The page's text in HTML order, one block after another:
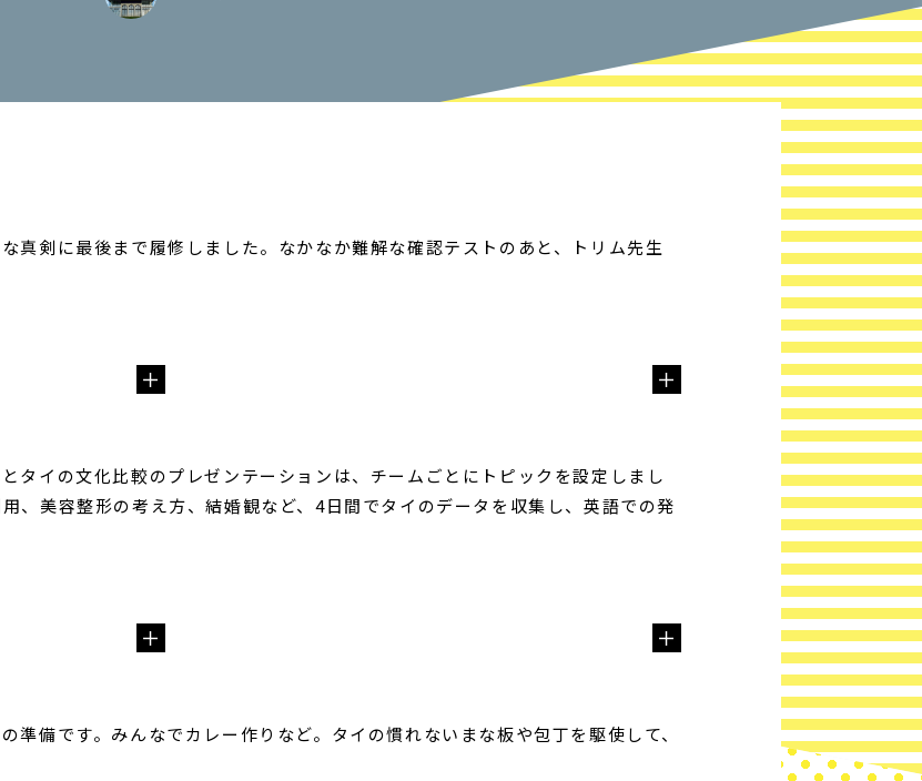
真剣に最後まで履修しました。なかなか難解な確認テストのあと、トリム先生
タイの文化比較のプレゼンテーションは、チームごとにトピックを設定しまし
、美容整形の考え方、結婚観など、4日間でタイのデータを収集し、英語での発
備です。みんなでカレー作りなど。タイの慣れないまな板や包丁を駆使して、